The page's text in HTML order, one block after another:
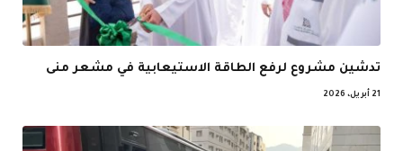
تدشين مشروع لرفع الطاقة الاستيعابية في مشعر منى
21 أبريل، 2026